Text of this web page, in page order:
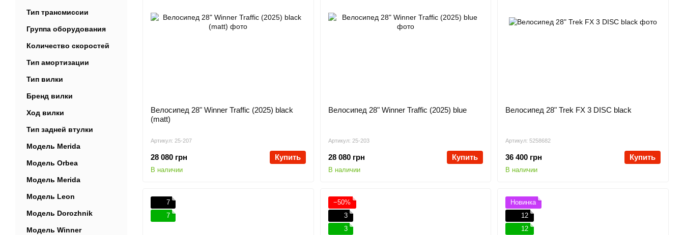
Артикул: 25-207
Велосипед 28" Winner Traffic (2025) black
(matt)
28 080 грн Купить
В наличии
Артикул: 25-203
Велосипед 28" Winner Traffic (2025) blue
28 080 грн Купить
В наличии
Артикул: 5258682
Велосипед 28" Trek FX 3 DISC black
36 400 грн Купить
В наличии
7
7
−50%
3
3
Новинка
12
12
Тип трансмиссии
Группа оборудования
Количество скоростей
Тип амортизации
Тип вилки
Бренд вилки
Ход вилки
Тип задней втулки
Модель Merida
Модель Orbea
Модель Merida
Модель Leon
Модель Dorozhnik
Модель Winner